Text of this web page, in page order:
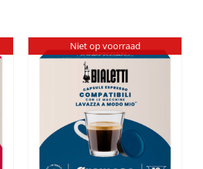
Niet op voorraad